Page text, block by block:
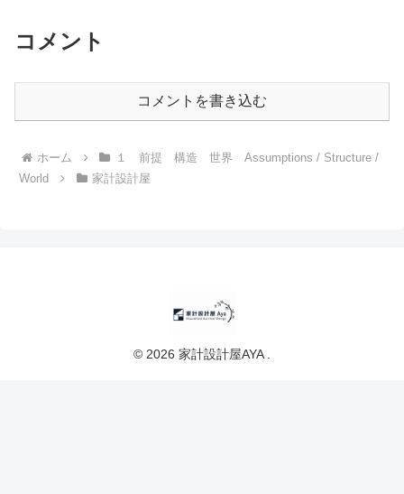
コメント
コメントを書き込む
ホーム
１ 前提 構造 世界 Assumptions / Structure /
World
家計設計屋
© 2026 家計設計屋AYA .